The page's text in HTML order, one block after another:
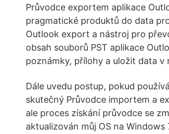
Průvodce exportem aplikace
pragmatické produktů do data
Outlook export a nástroj pro
obsah souborů PST aplikace
poznámky, přílohy a uložit data v
Dále uvedu postup, pokud
skutečný Průvodce importem a
ale proces získání průvodce se
aktualizován můj OS na